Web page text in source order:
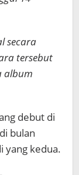
secara
tersebut
album
debut di
bulan
yang kedua.